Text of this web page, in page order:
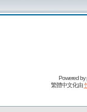
Powered by
繁體中文化由